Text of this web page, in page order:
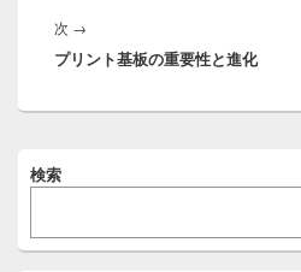
ゲ
ー
シ
次 →
の
稿:
プリント基板の重要性と進化
イ
イ
検索